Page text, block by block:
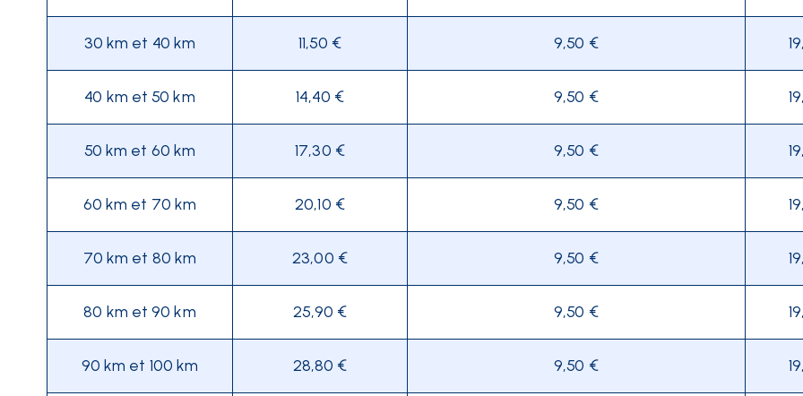
30 km et 40 km 11,50 € 9,50 €
40 km et 50 km 14,40 € 9,50 €
50 km et 60 km 17,30 € 9,50 €
60 km et 70 km 20,10 € 9,50 €
70 km et 80 km 23,00 € 9,50 €
80 km et 90 km 25,90 € 9,50 €
90 km et 100 km 28,80 € 9,50 €